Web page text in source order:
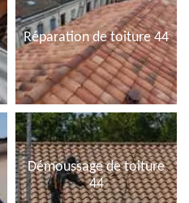
Réparation de toiture 44
Démoussage de toiture
44